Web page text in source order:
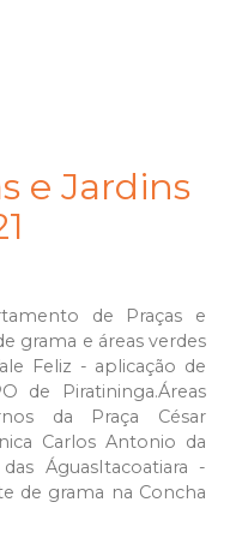
e Jardins
de Praças e
grama e áreas verdes
Feliz - aplicação de
de Piratininga.Áreas
da Praça César
Carlos Antonio da
ÁguasItacoatiara -
de grama na Concha